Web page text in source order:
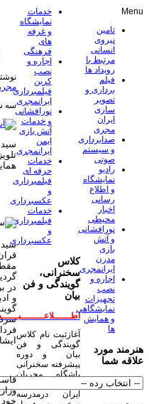
سه شنبه, 07
سید
در
و
خود
خدمات
نمایشگاه
و غرفه
های
فرهنگی
اجاره و
نصب
کرین
فیلمبرداری
ایرانمجری
نورافشانی
و خدمات
آتش بازی
ایمن
ایرانمجری
خدمات
حرفه ای
فیلمبرداری
و
عکسبرداری
خدمات
فیلمبرداری
و
عکسبرداری
کلاس
سخنرانی،
گویندگی و فن
بیان
آغازثبت نام کلاس
گویندگی و فن
بیان و دوره
پیشرفته سخنرانی
باشگاه مجریان
ایران درمدرسه
Menu
تامین
نیروی
انسانی
مرتبط با
رویداد ها
فیلم
برداری و
تصویر
سازی
ایران
مجری
صدابرداری
و سیستم
صوتی
رادیو
نمایشگاه
و اطلاع
رسانی
اخبار
محیطی
نورافشانی
و آتش
بازی
مدرن
ایرانمجری
اجاره و
نصب
تجهیزات
نمایشگاهی
و همایش
ها
هنرمند مورد
علاقه شما